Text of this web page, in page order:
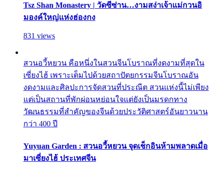
Tsz Shan Monastery | วัดซีซ่าน…งามสง่าเจ้าแม่กวนอิ
มองค์ใหญ่แห่งฮ่องกง
831 views
สวนอวี้หยวน คือหนึ่งในสวนจีนโบราณที่งดงามที่สุดใน
เซี่ยงไฮ้ เพราะเต็มไปด้วยสถาปัตยกรรมจีนโบราณอัน
งดงามและศิลปะการจัดสวนที่ประณีต สวนแห่งนี้ไม่เพียง
แต่เป็นสถานที่พักผ่อนหย่อนใจแต่ยังเป็นมรดกทาง
วัฒนธรรมที่สำคัญของจีนด้วยประวัติศาสตร์อันยาวนาน
กว่า 400 ปี
Yuyuan Garden : สวนอวี้หยวน จุดเช็กอินห้ามพลาดเมื่อ
มาเซี่ยงไฮ้ ประเทศจีน